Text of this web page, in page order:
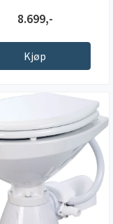
8.699,-
Kjøp